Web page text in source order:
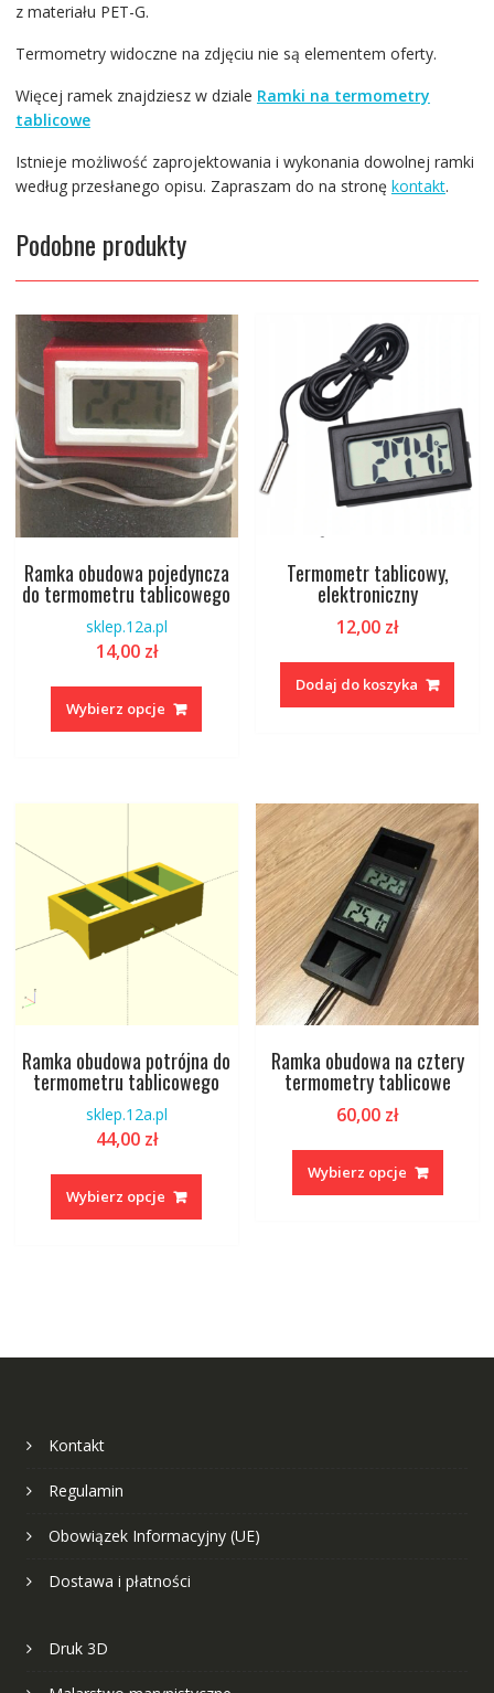
z materiału PET-G.
Termometry widoczne na zdjęciu nie są elementem oferty.
Więcej ramek znajdziesz w dziale Ramki na termometry
tablicowe
Istnieje możliwość zaprojektowania i wykonania dowolnej ramki
według przesłanego opisu. Zapraszam do na stronę kontakt.
Podobne produkty
Ramka obudowa pojedyncza
do termometru tablicowego
sklep.12a.pl
14,00 zł
Wybierz opcje
Ten
ma
Opcje
na
stronie
produktu
Termometr tablicowy,
elektroniczny
12,00 zł
Dodaj do koszyka
Ramka obudowa potrójna do
termometru tablicowego
sklep.12a.pl
44,00 zł
Wybierz opcje
Ten
ma
Ramka obudowa na cztery
termometry tablicowe
60,00 zł
Wybierz opcje
Ten
ma
Kontakt
Regulamin
Obowiązek Informacyjny (UE)
Dostawa i płatności
Druk 3D